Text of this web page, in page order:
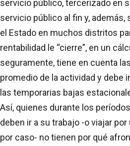
servicio público, tercerizado en
servicio público al fin y, además,
el Estado en muchos distritos
rentabilidad le “cierre”, en un
seguramente, tiene en cuenta
promedio de la actividad y debe
las temporarias bajas
Así, quienes durante los
deben ir a su trabajo -o viajar
por caso- no tienen por qué